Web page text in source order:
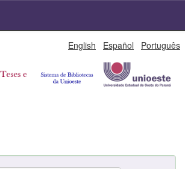
English Español Português